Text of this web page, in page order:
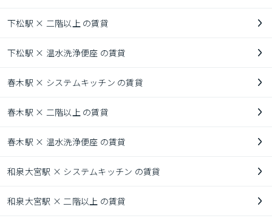
下松駅 × 二階以上 の賃貸
下松駅 × 温水洗浄便座 の賃貸
春木駅 × システムキッチン の賃貸
春木駅 × 二階以上 の賃貸
春木駅 × 温水洗浄便座 の賃貸
和泉大宮駅 × システムキッチン の賃貸
和泉大宮駅 × 二階以上 の賃貸